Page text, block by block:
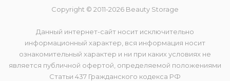
Copyright © 2011-2026 Beauty Storage
Данный интернет-сайт носит исключительно
информационный характер, вся информация носит
ознакомительный характер и ни при каких условиях не
является публичной офертой, определяемой положениями
Статьи 437 Гражданского кодекса РФ